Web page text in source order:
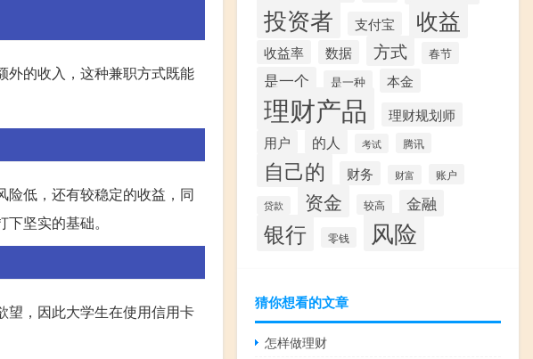
外的收入，这种兼职方式既能
险低，还有较稳定的收益，同
坚实的基础。
望，因此大学生在使用信用卡
投资者 支付宝 收益
收益率 数据 方式 春节
是一个 是一种 本金
理财产品
理财规划师
用户
的人 考试 腾讯
自己的 财务 财富 账户
贷款 资金 较高 金融
银行 零钱 风险
猜你想看的文章
怎样做理财